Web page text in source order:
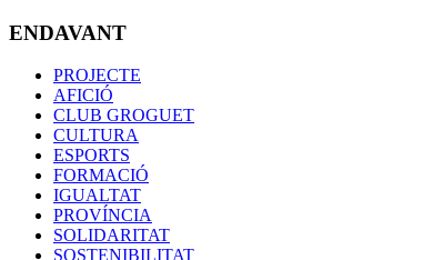
ENDAVANT
PROJECTE
AFICIÓ
CLUB GROGUET
CULTURA
ESPORTS
FORMACIÓ
IGUALTAT
PROVÍNCIA
SOLIDARITAT
SOSTENIBILITAT